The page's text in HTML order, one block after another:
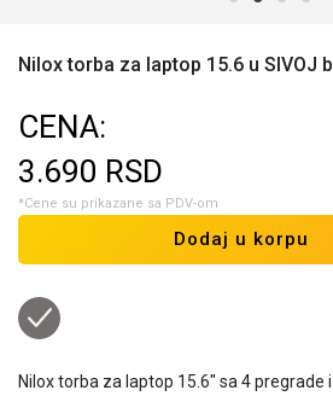
Nilox torba za laptop 15.6 u SIVOJ
CENA:
3.690 RSD
*Cene su prikazane sa PDV-om
Dodaj u korpu
Nilox torba za laptop 15.6" sa 4